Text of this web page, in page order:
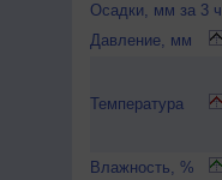
Осадки, мм за 3 ч
Давление, мм
Температура
Влажность, %